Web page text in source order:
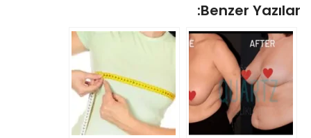
Benzer Yazılar: